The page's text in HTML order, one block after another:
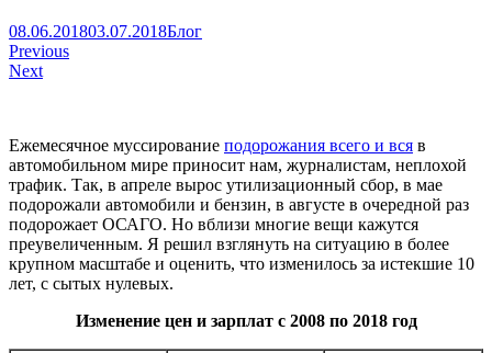
Артем
Краснов
08.06.201803.07.2018Блог
Навигация
по
Previous
Next
Ежемесячное муссирование подорожания всего и вся в
автомобильном мире приносит нам, журналистам, неплохой
трафик. Так, в апреле вырос утилизационный сбор, в мае
подорожали автомобили и бензин, в августе в очередной раз
подорожает ОСАГО. Но вблизи многие вещи кажутся
преувеличенным. Я решил взглянуть на ситуацию в более
крупном масштабе и оценить, что изменилось за истекшие 10
лет, с сытых нулевых.
Изменение цен и зарплат с 2008 по 2018 год